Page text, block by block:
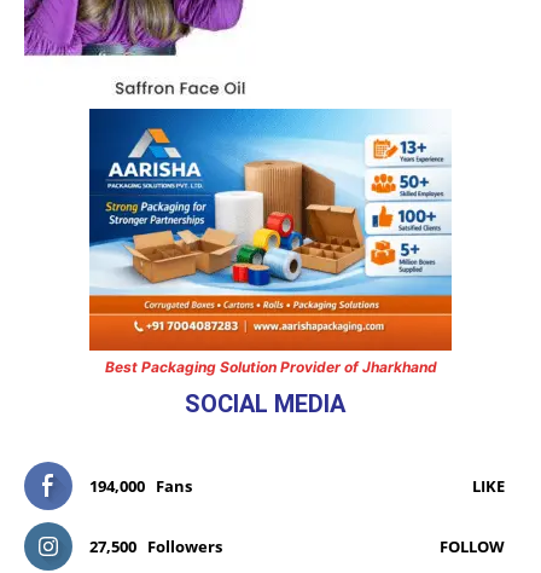
Best Packaging Solution Provider of Jharkhand
SOCIAL MEDIA
194,000 Fans LIKE
27,500 Followers FOLLOW